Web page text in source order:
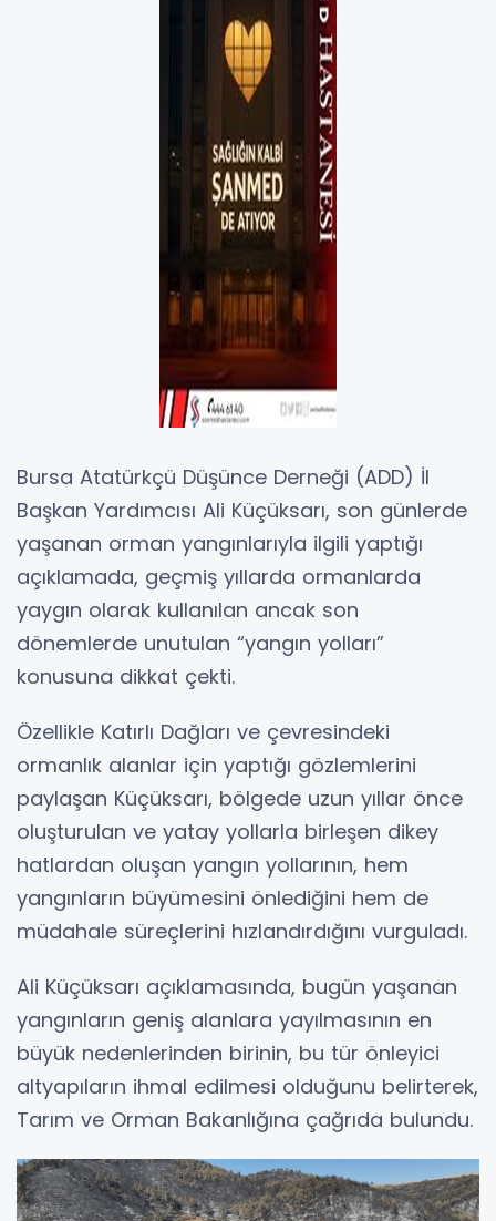
Bursa Atatürkçü Düşünce Derneği (ADD) İl
Başkan Yardımcısı Ali Küçüksarı, son günlerde
yaşanan orman yangınlarıyla ilgili yaptığı
açıklamada, geçmiş yıllarda ormanlarda
yaygın olarak kullanılan ancak son
dönemlerde unutulan “yangın yolları”
konusuna dikkat çekti.
Özellikle Katırlı Dağları ve çevresindeki
ormanlık alanlar için yaptığı gözlemlerini
paylaşan Küçüksarı, bölgede uzun yıllar önce
oluşturulan ve yatay yollarla birleşen dikey
hatlardan oluşan yangın yollarının, hem
yangınların büyümesini önlediğini hem de
müdahale süreçlerini hızlandırdığını vurguladı.
Ali Küçüksarı açıklamasında, bugün yaşanan
yangınların geniş alanlara yayılmasının en
büyük nedenlerinden birinin, bu tür önleyici
altyapıların ihmal edilmesi olduğunu belirterek,
Tarım ve Orman Bakanlığına çağrıda bulundu.